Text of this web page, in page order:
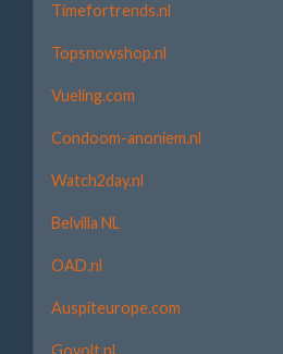
Timefortrends.nl
Topsnowshop.nl
Vueling.com
Condoom-anoniem.nl
Watch2day.nl
Belvilla NL
OAD.nl
Auspiteurope.com